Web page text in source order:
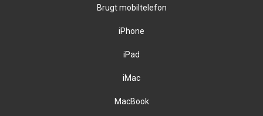
Brugt mobiltelefon
iPhone
iPad
iMac
MacBook